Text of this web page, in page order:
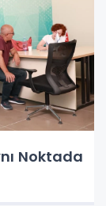
Noktada